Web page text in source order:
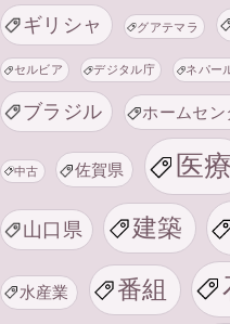
ギリシャ グアテマラ
セルビア デジタル庁 ネパー
ブラジル ホームセン
中古 佐賀県 医療
山口県 建築
水産業 番組